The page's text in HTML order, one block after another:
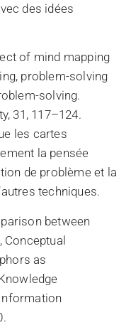
des idées
of mind mapping
problem-solving
solving.
31, 117–124.
les cartes
la pensée
de problème et la
techniques.
between
Conceptual
as